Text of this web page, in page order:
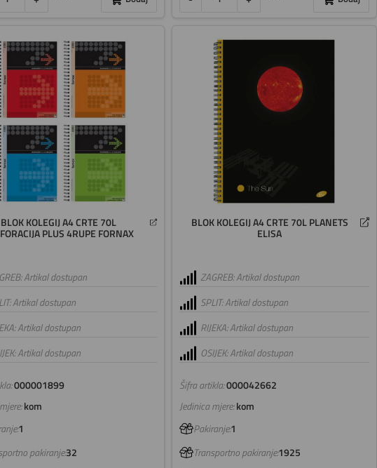
BLOK KOLEGIJ A4 CRTE 70L
PLUS 4RUPE FORNAX
000001899
Artikal dostupan
Artikal dostupan
Artikal dostupan
Artikal dostupan
kom
1
pakiranje:32
BLOK KOLEGIJ A4 CRTE 70L PLANETS
ELISA
Šifra artikla:000042662
ZAGREB: Artikal dostupan
SPLIT: Artikal dostupan
RIJEKA: Artikal dostupan
OSIJEK: Artikal dostupan
Jedinica mjere:kom
Pakiranje:1
Transportno pakiranje:1925